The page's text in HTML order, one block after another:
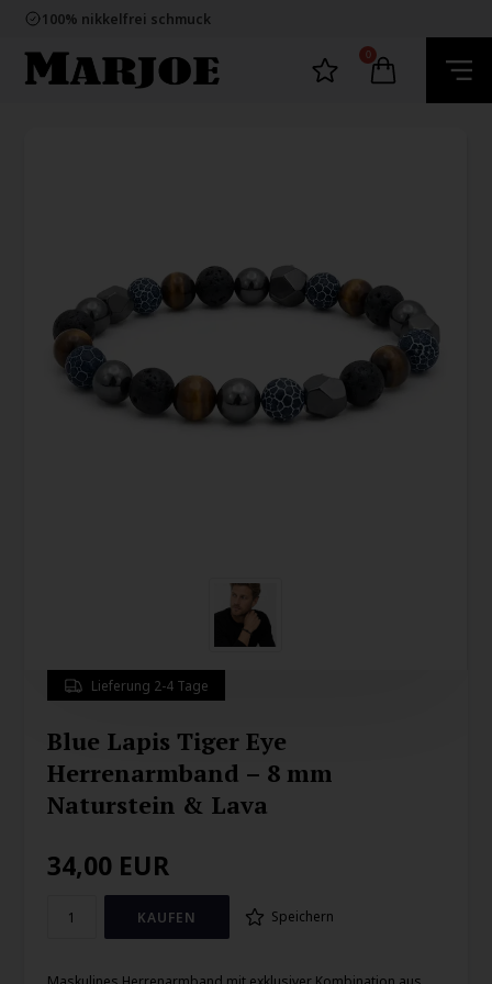
100% nikkelfrei schmuck
60 Tage Rückgabe
E-mark webshop
100% nikkelfrei schmuck
0
Lieferung 2-4 Tage
Blue Lapis Tiger Eye
Herrenarmband – 8 mm
Naturstein & Lava
34,00 EUR
Speichern